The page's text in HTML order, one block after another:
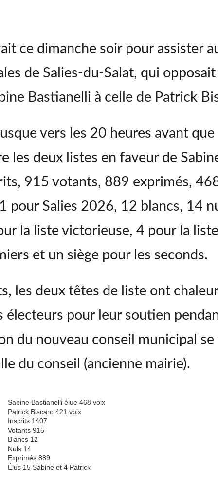
ce dimanche soir pour assister
de Salies-du-Salat, qui
Bastianelli à celle de Patrick
vers les 20 heures avant
les deux listes en faveur de
915 votants, 889 exprimés,
pour Salies 2026, 12 blancs, 14
la liste victorieuse, 4 pour la
et un siège pour les seconds.
les deux têtes de liste ont
électeurs pour leur soutien
du nouveau conseil municipal
du conseil (ancienne mairie).
Sabine Bastianelli élue 468 voix
Patrick Biscaro 421 voix
Inscrits 1407
Votants 915
Blancs 12
Nuls 14
Exprimés 889
Élus 15 Sabine et 4 Patrick